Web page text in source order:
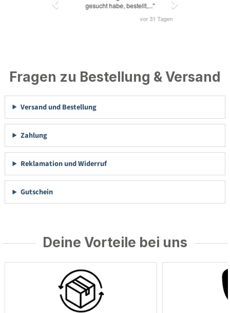
Fragen zu Bestellung & Versand
Versand und Bestellung
Zahlung
Reklamation und Widerruf
Gutschein
Deine Vorteile bei uns